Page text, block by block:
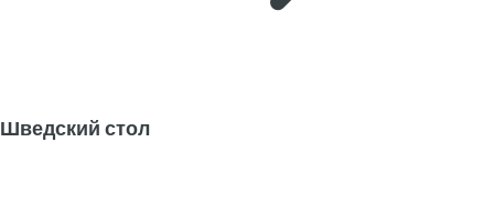
Шведский стол